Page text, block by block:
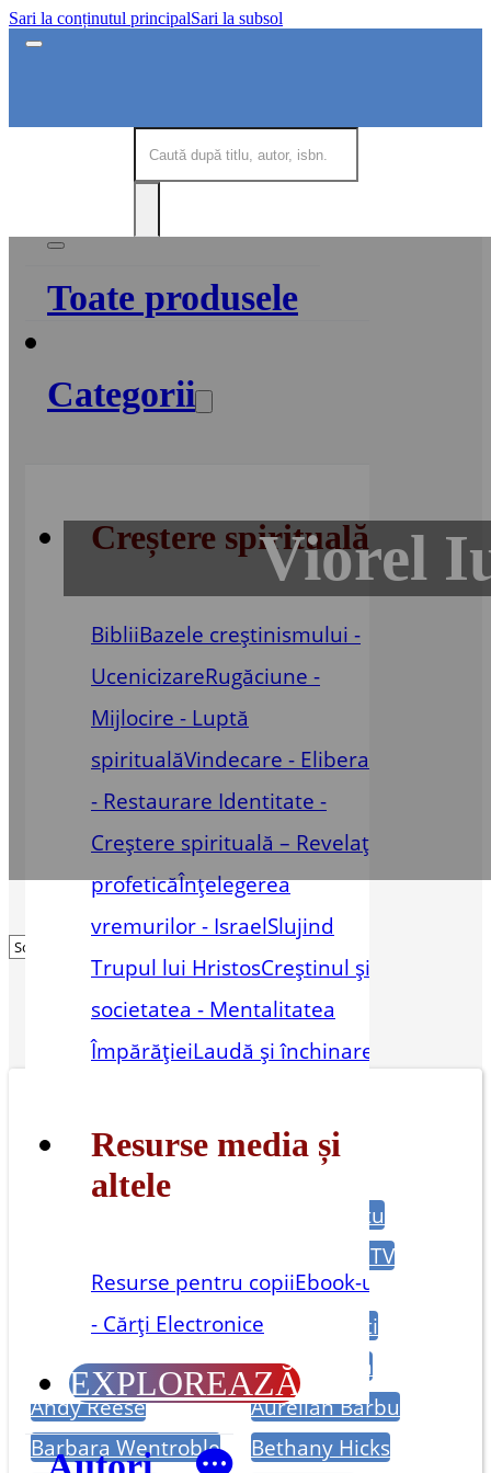
Sari la conținutul principalSari la subsol
Toate produsele
Categorii
Creștere spirituală
BibliiBazele creștinismului -
UcenicizareRugăciune -
Mijlocire - Luptă
spiritualăVindecare - Eliberare
- Restaurare Identitate -
Creștere spirituală – Revelație
profeticăÎnțelegerea
vremurilor - IsraelSlujind
Trupul lui HristosCreștinul și
societatea - Mentalitatea
ÎmpărățieiLaudă și închinare
Resurse media și
altele
Resurse pentru copiiEbook-uri
- Cărți Electronice
EXPLOREAZĂ
Viorel
Alți autori:
Alemu Beeftu
Publishing
Alfa Omega TV
Alice Smith
Amir Tsarfati
Andrew Tucker
Andy Mason
Andy Reese
Aurelian Barbu
Barbara Wentroble
Bethany Hicks